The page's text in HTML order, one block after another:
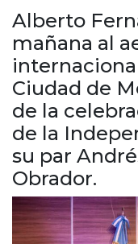
Alberto
mañana al
Ciudad de
de la
de la
su par
Obrador.